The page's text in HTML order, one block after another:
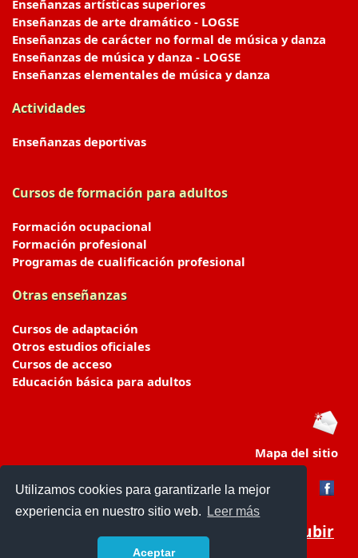
Utilizamos cookies para garantizarle la mejor
experiencia en nuestro sitio web.
Leer más
Aceptar
Enseñanzas artísticas superiores
Enseñanzas de arte dramático - LOGSE
Enseñanzas de carácter no formal de música y danza
Enseñanzas de música y danza - LOGSE
Enseñanzas elementales de música y danza
Actividades
Enseñanzas deportivas
Cursos de formación para adultos
Formación ocupacional
Formación profesional
Programas de cualificación profesional
Otras enseñanzas
Cursos de adaptación
Otros estudios oficiales
Cursos de acceso
Educación básica para adultos
Mapa del sitio
Subir